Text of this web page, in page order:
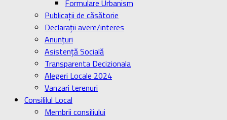
Formulare Urbanism
Publicaţii de căsătorie
Declaraţii avere/interes
Anunţuri
Asistenţă Socială
Transparenta Decizionala
Alegeri Locale 2024
Vanzari terenuri
Consililul Local
Membrii consiliului